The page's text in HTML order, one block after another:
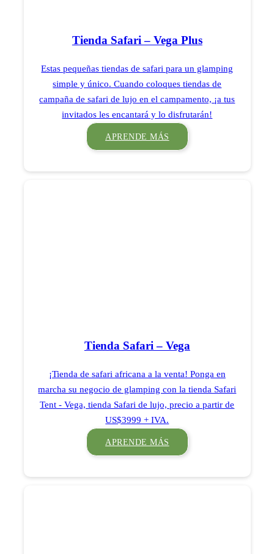
Tienda Safari – Vega Plus
Estas pequeñas tiendas de safari para un glamping
simple y único. Cuando coloques tiendas de
campaña de safari de lujo en el campamento, ¡a tus
invitados les encantará y lo disfrutarán!
APRENDE MÁS
Tienda Safari – Vega
¡Tienda de safari africana a la venta! Ponga en
marcha su negocio de glamping con la tienda Safari
Tent - Vega, tienda Safari de lujo, precio a partir de
US$3999 + IVA.
APRENDE MÁS